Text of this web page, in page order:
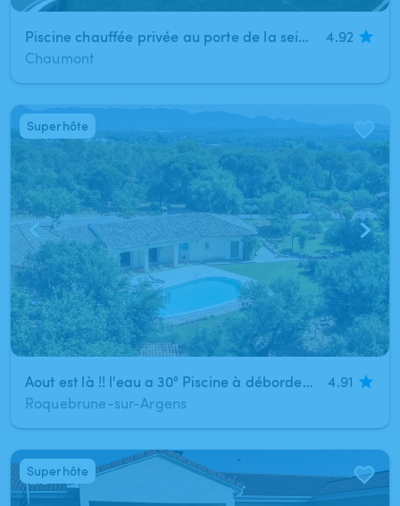
Piscine chauffée privée au porte de la seine et marne (au sud seine et marne) A 10 minutes de Montereau-Fault-Yonne (Chaumont).
4.92
Chaumont
1/4
Aout est là !! l'eau a 30° Piscine à débordement à Roquebrune-Sur-Argens (15mn de Fréjus / Saint Raphael)
4.91
Roquebrune-sur-Argens
Superhôte
1/3
Superhôte